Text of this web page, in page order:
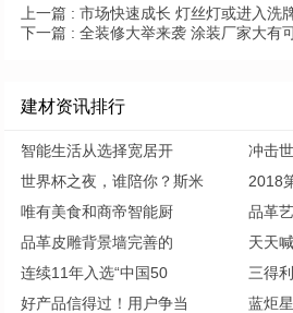
上一篇 : 市场快速成长 灯丝灯或进入洗
下一篇 : 全装修大举来袭 涂装厂家大有
建材资讯排行
智能生活从选择宽居开
冲击
世界杯之夜，谁陪你？斯米
2018
唯有美食和商帝智能厨
品革
品革皮雕背景墙完善的
天天
连续11年入选“中国50
三得
好产品信得过！用户争当
蓝炬